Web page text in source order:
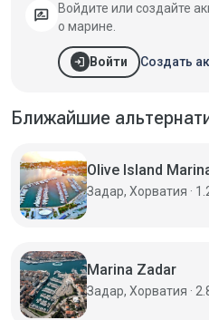
rate_review
Войдите или создайте
о марине.
login Войти Создать
Ближайшие
Olive Island
Задар,
Marina Zadar
Задар,